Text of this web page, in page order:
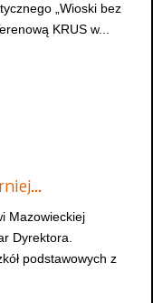
„Wioski bez
KRUS w...
Mazowieckiej
Dyrektora.
podstawowych z